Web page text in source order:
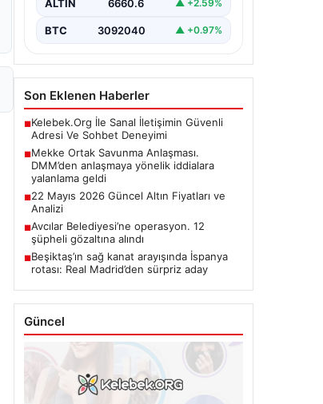
ALTIN 6660.6 ▲ +2.59%
BTC 3092040 ▲ +0.97%
Son Eklenen Haberler
■Kelebek.Org İle Sanal İletişimin Güvenli
Adresi Ve Sohbet Deneyimi
■Mekke Ortak Savunma Anlaşması.
DMM’den anlaşmaya yönelik iddialara
yalanlama geldi
■22 Mayıs 2026 Güncel Altın Fiyatları ve
Analizi
■Avcılar Belediyesi’ne operasyon. 12
şüpheli gözaltına alındı
■Beşiktaş’ın sağ kanat arayışında İspanya
rotası: Real Madrid’den sürpriz aday
Güncel